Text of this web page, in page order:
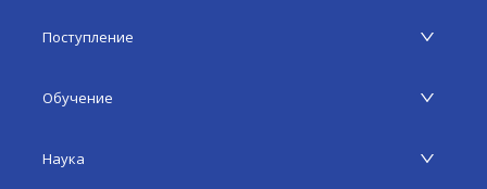
Поступление
Обучение
Наука